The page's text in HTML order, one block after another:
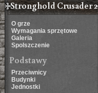
Stronghold Crusader 2
O grze
Wymagania sprzętowe
Galeria
Spolszczenie
Podstawy
Przeciwnicy
Budynki
Jednostki